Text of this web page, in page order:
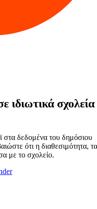
ιδιωτικά σχολεία
στα δεδομένα του δημόσιου
ότι η διαθεσιμότητα, τα
με το σχολείο.